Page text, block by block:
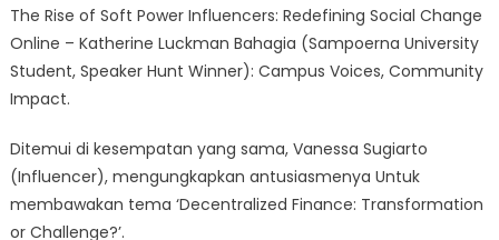
The Rise of Soft Power Influencers: Redefining Social Change
Online – Katherine Luckman Bahagia (Sampoerna University
Student, Speaker Hunt Winner): Campus Voices, Community
Impact.
Ditemui di kesempatan yang sama, Vanessa Sugiarto
(Influencer), mengungkapkan antusiasmenya Untuk
membawakan tema ‘Decentralized Finance: Transformation
or Challenge?’.